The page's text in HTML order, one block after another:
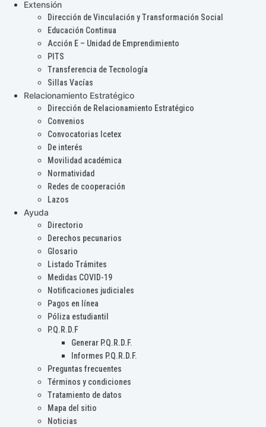
Extensión
Dirección de Vinculación y Transformación Social
Educación Continua
Acción E – Unidad de Emprendimiento
PITS
Transferencia de Tecnología
Sillas Vacías
Relacionamiento Estratégico
Dirección de Relacionamiento Estratégico
Convenios
Convocatorias Icetex
De interés
Movilidad académica
Normatividad
Redes de cooperación
Lazos
Ayuda
Directorio
Derechos pecunarios
Glosario
Listado Trámites
Medidas COVID-19
Notificaciones judiciales
Pagos en línea
Póliza estudiantil
P.Q.R.D.F
Generar P.Q.R.D.F.
Informes P.Q.R.D.F.
Preguntas frecuentes
Términos y condiciones
Tratamiento de datos
Mapa del sitio
Noticias